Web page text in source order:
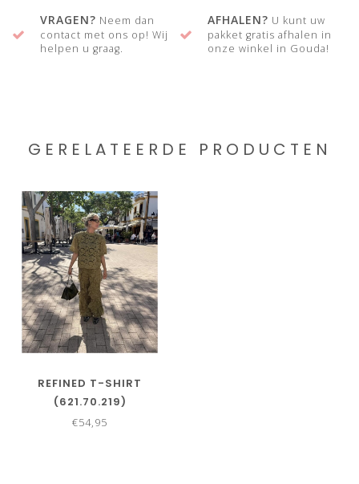
VRAGEN? Neem dan
contact met ons op! Wij
helpen u graag.
AFHALEN? U kunt uw
pakket gratis afhalen in
onze winkel in Gouda!
GERELATEERDE PRODUCTEN
REFINED T-SHIRT
(621.70.219)
€54,95